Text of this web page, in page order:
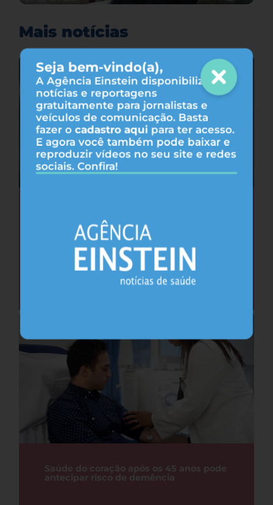
Seja bem-vindo(a),
A Agência Einstein disponibiliza
notícias e reportagens
gratuitamente para jornalistas e
veículos de comunicação. Basta
fazer o cadastro aqui para ter acesso.
E agora você também pode baixar e
reproduzir vídeos no seu site e redes
sociais. Confira!
Mais notícias
privação do sono, sugere estudo
Saúde do coração após os 45 anos pode
antecipar risco de demência